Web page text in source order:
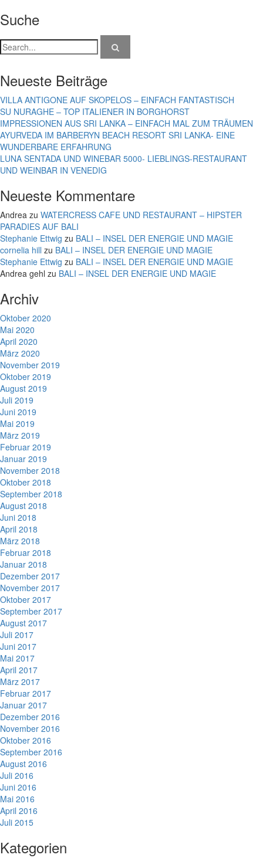
Suche
Neueste Beiträge
VILLA ANTIGONE AUF SKOPELOS – EINFACH FANTASTISCH
SU NURAGHE – TOP ITALIENER IN BORGHORST
IMPRESSIONEN AUS SRI LANKA – EINFACH MAL ZUM TRÄUMEN
AYURVEDA IM BARBERYN BEACH RESORT SRI LANKA- EINE
WUNDERBARE ERFAHRUNG
LUNA SENTADA UND WINEBAR 5000- LIEBLINGS-RESTAURANT
UND WEINBAR IN VENEDIG
Neueste Kommentare
Andrea zu WATERCRESS CAFE UND RESTAURANT – HIPSTER
PARADIES AUF BALI
Stephanie Ettwig zu BALI – INSEL DER ENERGIE UND MAGIE
cornelia hill zu BALI – INSEL DER ENERGIE UND MAGIE
Stephanie Ettwig zu BALI – INSEL DER ENERGIE UND MAGIE
Andrea gehl zu BALI – INSEL DER ENERGIE UND MAGIE
Archiv
Oktober 2020
Mai 2020
April 2020
März 2020
November 2019
Oktober 2019
August 2019
Juli 2019
Juni 2019
Mai 2019
März 2019
Februar 2019
Januar 2019
November 2018
Oktober 2018
September 2018
August 2018
Juni 2018
April 2018
März 2018
Februar 2018
Januar 2018
Dezember 2017
November 2017
Oktober 2017
September 2017
August 2017
Juli 2017
Juni 2017
Mai 2017
April 2017
März 2017
Februar 2017
Januar 2017
Dezember 2016
November 2016
Oktober 2016
September 2016
August 2016
Juli 2016
Juni 2016
Mai 2016
April 2016
Juli 2015
Kategorien